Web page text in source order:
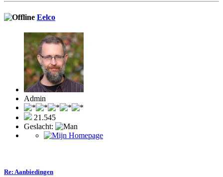
Eelco
Admin
21.545
Geslacht:
Re: Aanbiedingen